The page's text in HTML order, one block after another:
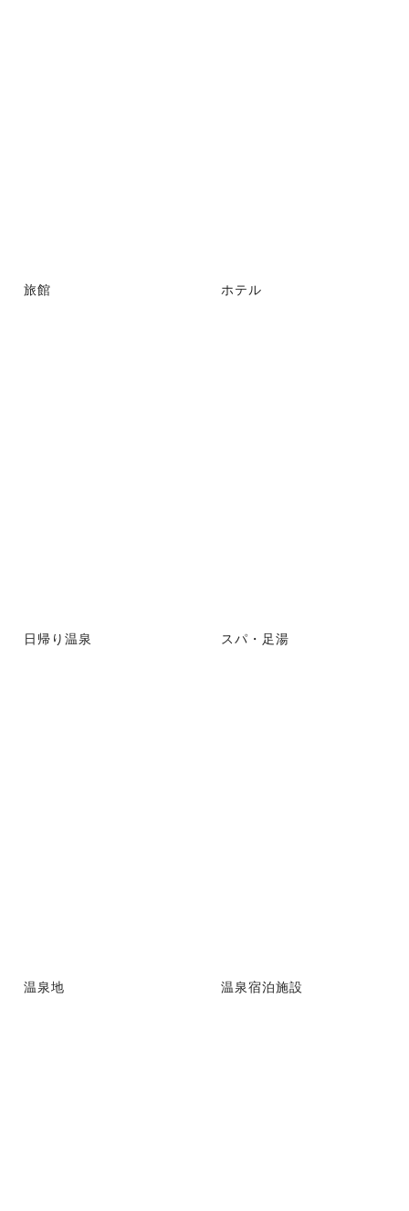
旅館 ホテル
日帰り温泉 スパ・足湯
温泉地 温泉宿泊施設